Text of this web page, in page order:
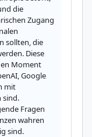
die
Zugang
sollten, die
Diese
Moment
Google
mit
sind.
Fragen
wahren
sind.